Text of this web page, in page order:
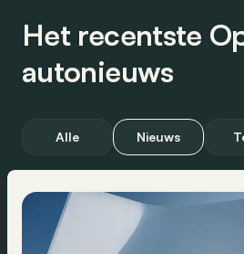
Het recentste
autonieuws
Alle Nieuws